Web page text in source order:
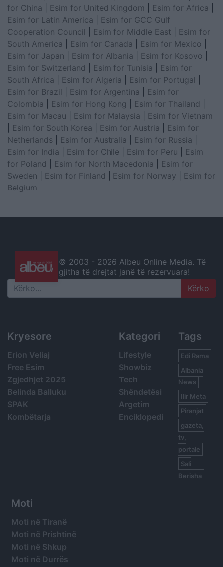
for China
Esim for United Kingdom Esim for Africa
Esim for Latin America
Esim for GCC Gulf
Cooperation Council
Esim for Middle East
Esim for
South America
Esim for Canada Esim for Mexico
Esim for Japan
Esim for Albania Esim for Kosovo
Esim for Switzerland
Esim for Tunisia
Esim for
South Africa
Esim for Algeria Esim for Portugal
Esim for Brazil
Esim for Argentina
Esim for
Colombia
Esim for Hong Kong Esim for Thailand
Esim for Macau
Esim for Malaysia
Esim for Vietnam
Esim for South Korea Esim for Austria
Esim for
Netherlands
Esim for Australia Esim for Russia
Esim for India
Esim for Chile Esim for Peru
Esim
for Poland
Esim for North Macedonia
Esim for
Sweden
Esim for Finland Esim for Norway
Esim for
Belgium
© 2003 - 2026 Albeu Online Media. Të
gjitha të drejtat janë të rezervuara!
Search
Kryesore
Erion Veliaj
Free Esim
Zgjedhjet 2025
Belinda Balluku
SPAK
Kombëtarja
Kategori
Lifestyle
Showbiz
Tech
Shëndetësi
Argetim
Enciklopedi
Tags
Edi Rama
Albania
News
Ilir Meta
Piranjat
gazeta,
tv,
portale
Sali
Berisha
Moti
Moti në Tiranë
Moti në Prishtinë
Moti në Shkup
Moti në Durrës